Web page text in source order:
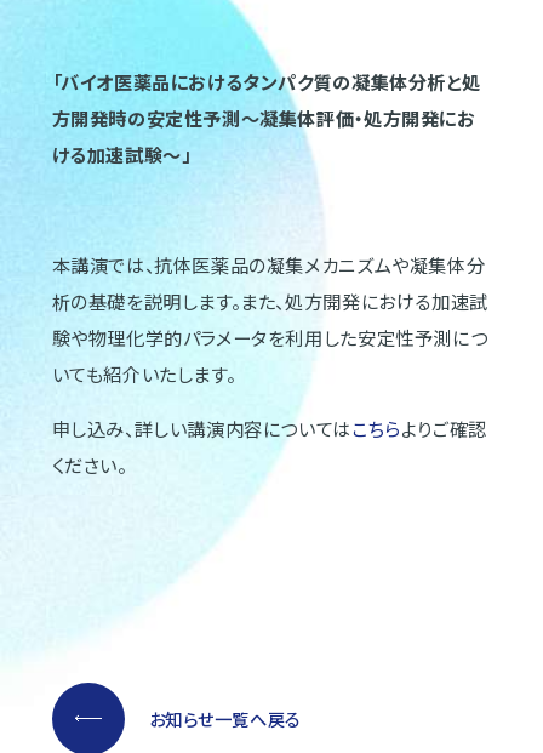
「バイオ医薬品におけるタンパク質の凝集体分析と処
方開発時の安定性予測～凝集体評価・処方開発にお
ける加速試験～」
本講演では、抗体医薬品の凝集メカニズムや凝集体分
析の基礎を説明します。また、処方開発における加速試
験や物理化学的パラメータを利用した安定性予測につ
いても紹介いたします。
申し込み、詳しい講演内容についてはこちらよりご確認
ください。
お知らせ一覧へ戻る